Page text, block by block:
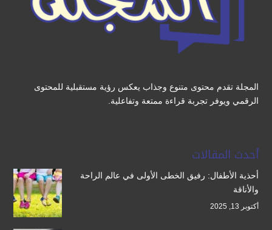
المجلة تقدم محتوى متنوع وجذاب يعكس رؤية مستقبلية للمحتوى
الرقمي ويوفر تجربة قراءة ممتعة وتفاعلية.
أحدث المقالات
أحذية الأطفال: رفيق الخطى الأولى في عالم الراحة
والأناقة
أكتوبر 13, 2025